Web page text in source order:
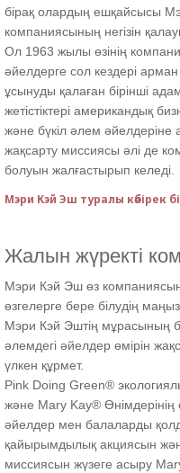
бірақ олардың ешқайсысы
компаниясының негізін
Ол 1963 жылы өзінің
әйелдерге сол кездері арман
ұсынуды қалаған бірінші
жетістіктері американдық
және бүкіл әлем әйелдеріне
жақсарту миссиясы әлі де
болуын жалғастырып келеді.
Мэри Кэй Эш туралы көбірек
Жалын жүректі
Мэри Кэй Эш өз компаниясын
өзгелерге бере білудің
Мэри Кэй Эштің мұрасының
әлемдегі әйелдер өмірін
үлкен құрмет.
Pink Doing Green®
және Mary Kay® Өнімдерінің
әйелдер мен балаларды
қайырымдылық акциясын
миссиясын жүзеге асыру